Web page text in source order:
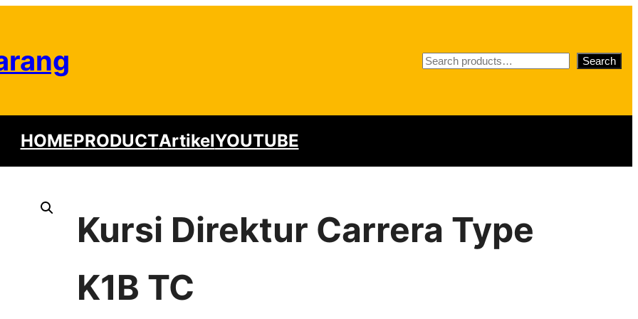
S
r
Search
HOMEPRODUCTArtikelYOUTUBE
Kursi Direktur Carrera Type
K1B TC